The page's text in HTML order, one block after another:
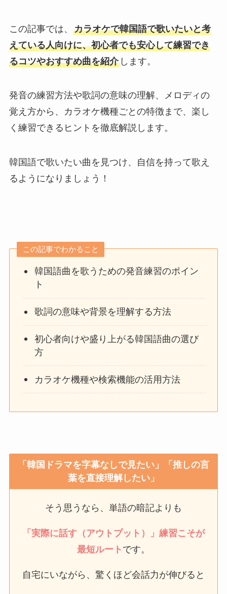
この記事では、 カラオケで韓国語で歌いたいと考
えている人向けに、初心者でも安心して練習でき
るコツやおすすめ曲を紹介します。
発音の練習方法や歌詞の意味の理解、メロディの
覚え方から、カラオケ機種ごとの特徴まで、楽し
く練習できるヒントを徹底解説します。
韓国語で歌いたい曲を見つけ、自信を持って歌え
るようになりましょう！
この記事でわかること
韓国語曲を歌うための発音練習のポイン
ト
歌詞の意味や背景を理解する方法
初心者向けや盛り上がる韓国語曲の選び
方
カラオケ機種や検索機能の活用方法
「韓国ドラマを字幕なしで見たい」「推しの言
葉を直接理解したい」
そう思うなら、単語の暗記よりも
「実際に話す（アウトプット）」練習こそが
最短ルート です。
自宅にいながら、驚くほど会話力が伸びると